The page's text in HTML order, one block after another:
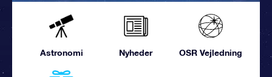
Astronomi Nyheder OSR Vejledning